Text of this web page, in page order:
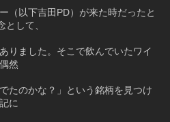
（以下吉田PD）が来た時だったと
して、
りました。そこで飲んでいたワイ
然
たのかな？」という銘柄を見つけ
に